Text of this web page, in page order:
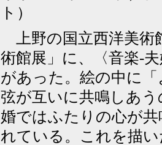
ト）
上野の国立西洋美術
術館展」に、〈音楽-
があった。絵の中に
弦が互いに共鳴しあ
婚ではふたりの心が
れている。これを描